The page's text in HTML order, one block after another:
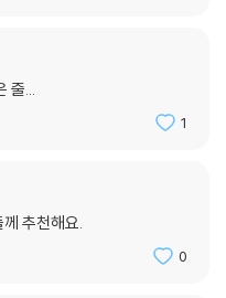
줄...
1
추천해요.
0